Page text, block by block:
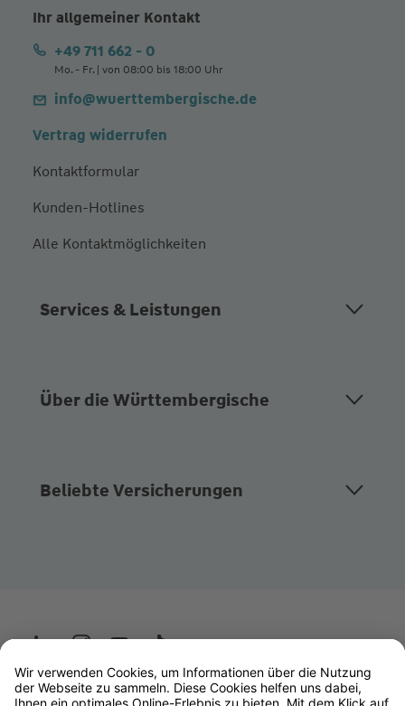
Ihr allgemeiner Kontakt
+49 711 662 - 0
Mo. - Fr. | von 08:00 bis 18:00 Uhr
info@wuerttembergische.de
Vertrag widerrufen
Kontaktformular
Kunden-Hotlines
Alle Kontaktmöglichkeiten
Services & Leistungen
Über die Württembergische
Beliebte Versicherungen
Wüstenrot